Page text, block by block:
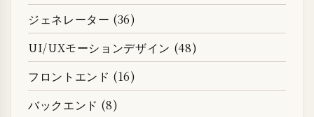
ジェネレーター (36)
UI/UXモーションデザイン (48)
フロントエンド (16)
バックエンド (8)